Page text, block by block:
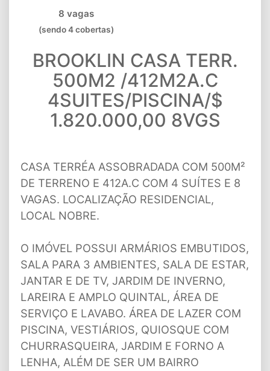
8 vagas
(sendo 4 cobertas)
BROOKLIN CASA TERR.
500M2 /412M2A.C
4SUITES/PISCINA/$
1.820.000,00 8VGS
CASA TERRÉA ASSOBRADADA COM 500M²
DE TERRENO E 412A.C COM 4 SUÍTES E 8
VAGAS. LOCALIZAÇÃO RESIDENCIAL,
LOCAL NOBRE.
O IMÓVEL POSSUI ARMÁRIOS EMBUTIDOS,
SALA PARA 3 AMBIENTES, SALA DE ESTAR,
JANTAR E DE TV, JARDIM DE INVERNO,
LAREIRA E AMPLO QUINTAL, ÁREA DE
SERVIÇO E LAVABO. ÁREA DE LAZER COM
PISCINA, VESTIÁRIOS, QUIOSQUE COM
CHURRASQUEIRA, JARDIM E FORNO A
LENHA, ALÉM DE SER UM BAIRRO